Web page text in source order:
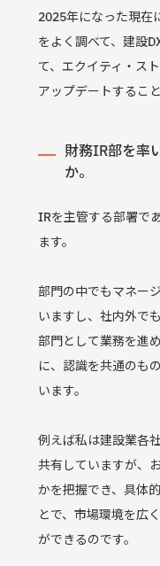
2025年になった現在
をよく調べて、建設
て、エクイティ・ス
アップデートするこ
財務IR部を率
か。
IRを主管する部署で
ます。
部門の中でもマネー
いますし、社内外で
部門として業務を進
に、認識を共通のも
います。
例えば私は建設業各
共有していますが、
かを把握でき、具体
とで、市場環境を広
ができるのです。